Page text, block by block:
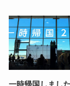
一時帰国しまし